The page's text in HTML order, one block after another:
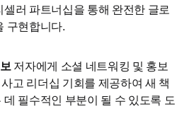
러 파트너십을 통해 완전한 글로
구현합니다.
저자에게 소셜 네트워킹 및 홍보
고 리더십 기회를 제공하여 새 책
필수적인 부분이 될 수 있도록 도